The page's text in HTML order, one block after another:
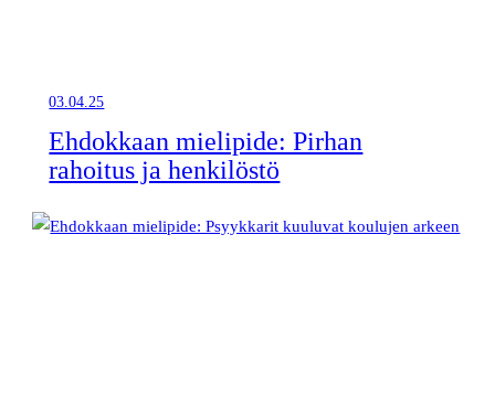
03.04.25
Ehdokkaan mielipide: Pirhan
rahoitus ja henkilöstö